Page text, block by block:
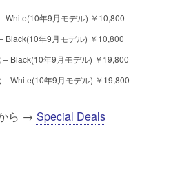
White(10年9月モデル) ￥10,800
Black(10年9月モデル) ￥10,800
Black(10年9月モデル) ￥19,800
White(10年9月モデル) ￥19,800
ら → Special Deals